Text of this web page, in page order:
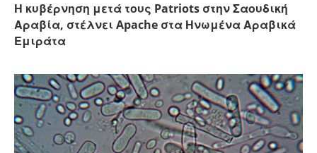
Η κυβέρνηση μετά τους Patriots στην Σαουδική
Αραβία, στέλνει Apache στα Ηνωμένα Αραβικά
Εμιράτα